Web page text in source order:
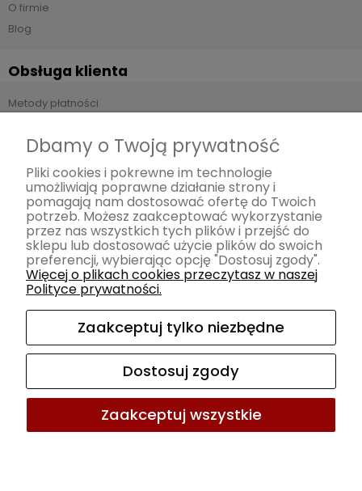
O firmie
Blog
Obsługa klienta
Metody płatności
Czas realizacji zamówienia
Zwroty i reklamacje
Pomoc
Regulamin
Polityka prywatności
Twoje zamówienia
Ustawienia konta
Dbamy o Twoją prywatność
Pliki cookies i pokrewne im technologie
umożliwiają poprawne działanie strony i
pomagają nam dostosować ofertę do Twoich
potrzeb. Możesz zaakceptować wykorzystanie
przez nas wszystkich tych plików i przejść do
sklepu lub dostosować użycie plików do swoich
preferencji, wybierając opcję "Dostosuj zgody".
Więcej o plikach cookies przeczytasz w naszej
Polityce prywatności.
Zaakceptuj tylko niezbędne
Dostosuj zgody
Zaakceptuj wszystkie